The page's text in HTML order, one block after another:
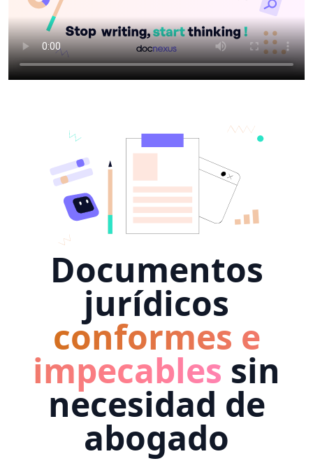
Documentos
jurídicos
conformes e
impecables sin
necesidad de
abogado